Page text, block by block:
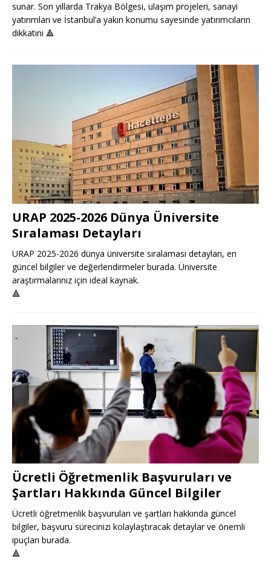
sunar. Son yıllarda Trakya Bölgesi, ulaşım projeleri, sanayi
yatırımları ve İstanbul’a yakın konumu sayesinde yatırımcıların
dikkatini 🔺
URAP 2025-2026 Dünya Üniversite
Sıralaması Detayları
URAP 2025-2026 dünya üniversite sıralaması detayları, en
güncel bilgiler ve değerlendirmeler burada. Üniversite
araştırmalarınız için ideal kaynak.
🔺
Ücretli Öğretmenlik Başvuruları ve
Şartları Hakkında Güncel Bilgiler
Ücretli öğretmenlik başvuruları ve şartları hakkında güncel
bilgiler, başvuru sürecinizi kolaylaştıracak detaylar ve önemli
ipuçları burada.
🔺